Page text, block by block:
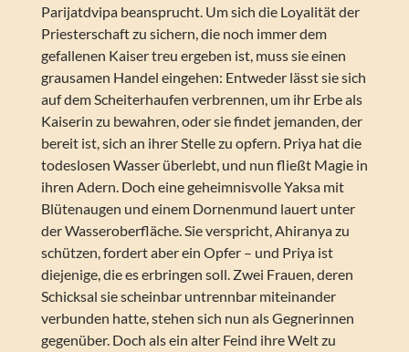
Parijatdvipa beansprucht. Um sich die Loyalität der
Priesterschaft zu sichern, die noch immer dem
gefallenen Kaiser treu ergeben ist, muss sie einen
grausamen Handel eingehen: Entweder lässt sie sich
auf dem Scheiterhaufen verbrennen, um ihr Erbe als
Kaiserin zu bewahren, oder sie findet jemanden, der
bereit ist, sich an ihrer Stelle zu opfern. Priya hat die
todeslosen Wasser überlebt, und nun fließt Magie in
ihren Adern. Doch eine geheimnisvolle Yaksa mit
Blütenaugen und einem Dornenmund lauert unter
der Wasseroberfläche. Sie verspricht, Ahiranya zu
schützen, fordert aber ein Opfer – und Priya ist
diejenige, die es erbringen soll. Zwei Frauen, deren
Schicksal sie scheinbar untrennbar miteinander
verbunden hatte, stehen sich nun als Gegnerinnen
gegenüber. Doch als ein alter Feind ihre Welt zu